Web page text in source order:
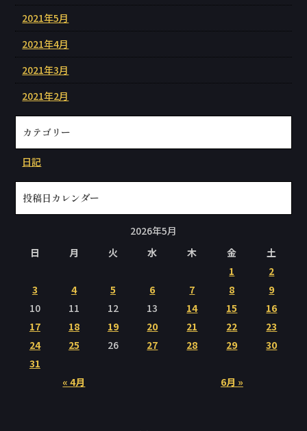
2021年5月
2021年4月
2021年3月
2021年2月
カテゴリー
日記
投稿日カレンダー
2026年5月
日
月 火 水 木 金 土
« 4月 6月 »
1
2
3
4 5 6 7 8
9
10
11 12 13 14 15
16
17
18 19 20 21 22
23
24
25 26 27 28 29
30
31